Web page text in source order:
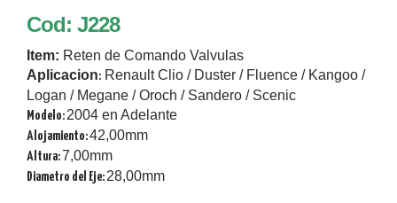
Cod: J228
Item: Reten de Comando Valvulas
Aplicacion: Renault Clio / Duster / Fluence / Kangoo /
Logan / Megane / Oroch / Sandero / Scenic
Modelo: 2004 en Adelante
Alojamiento:42,00mm
Altura:7,00mm
Diametro del Eje: 28,00mm